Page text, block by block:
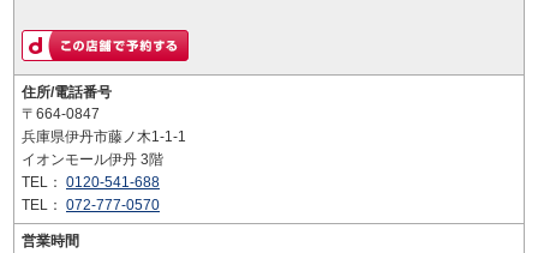
住所/電話番号
〒664-0847
兵庫県伊丹市藤ノ木1-1-1
イオンモール伊丹 3階
TEL： 0120-541-688
TEL： 072-777-0570
営業時間